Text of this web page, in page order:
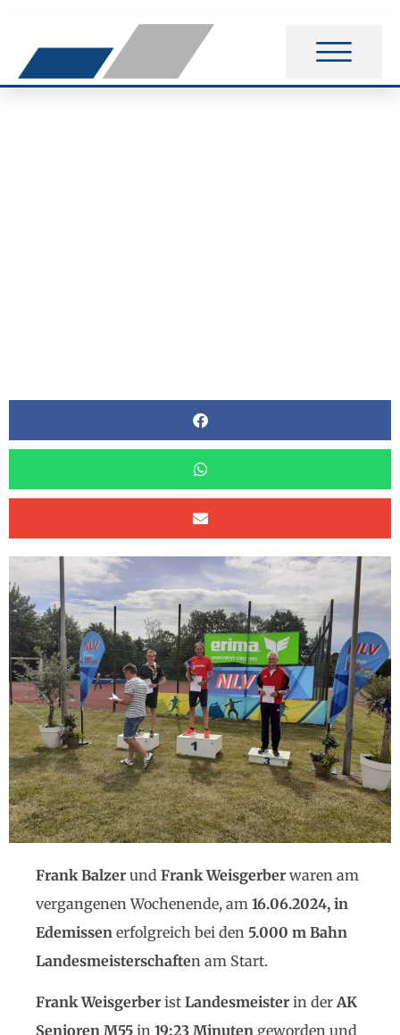
Frank Balzer und Frank Weisgerber waren am
vergangenen Wochenende, am 16.06.2024, in
Edemissen erfolgreich bei den 5.000 m Bahn
Landesmeisterschaften am Start.
Frank Weisgerber ist Landesmeister in derAK
Senioren M55 in 19:23 Minuten geworden und